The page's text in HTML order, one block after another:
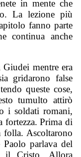
in mente che
La lezione più
fanno parte
continua anche
mentre era
gridarono false
queste cose,
tumulto attirò
i soldati romani,
fortezza. Prima di
Ascoltarono
parlava del
il Cristo. Allora